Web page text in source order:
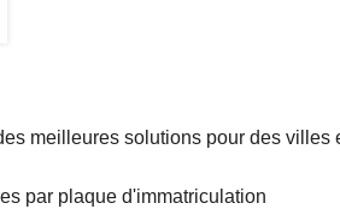
meilleures solutions pour des villes
par plaque d'immatriculation